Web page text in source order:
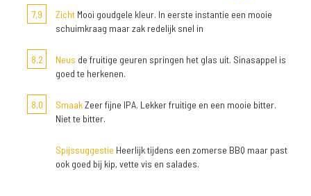
7,9
Zicht Mooi goudgele kleur. In eerste instantie een mooie
schuimkraag maar zak redelijk snel in
8,2 Neus de fruitige geuren springen het glas uit. Sinasappel is
goed te herkenen.
8,0 SmaakZeer fijne IPA. Lekker fruitige en een mooie bitter.
Niet te bitter.
Spijssuggestie Heerlijk tijdens een zomerse BBQ maar past
ook goed bij kip, vette vis en salades.